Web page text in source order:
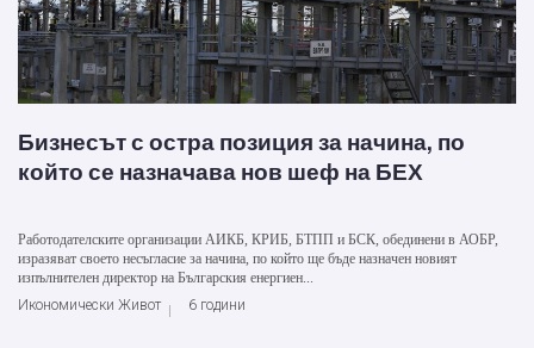
Бизнесът с остра позиция за начина, по
който се назначава нов шеф на БЕХ
Работодателските организации АИКБ, КРИБ, БТПП и БСК, обединени в АОБР,
изразяват своето несъгласие за начина, по който ще бъде назначен новият
изпълнителен директор на Българския енергиен...
Икономически Живот
6 години